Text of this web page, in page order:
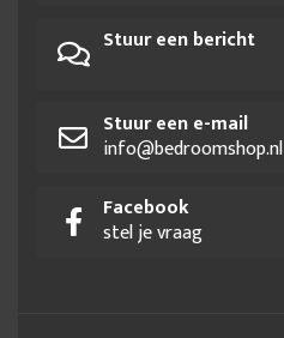
Stuur een bericht
Stuur een e-mail
info@bedroomshop.nl
Facebook
stel je vraag